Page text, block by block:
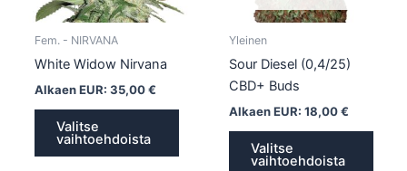
Fem. - NIRVANA
White Widow Nirvana
Alkaen EUR: 35,00€
Valitse
vaihtoehdoista
valinnat
Yleinen
Sour Diesel (0,4/25)
CBD+ Buds
Alkaen EUR: 18,00€
Valitse
vaihtoehdoista